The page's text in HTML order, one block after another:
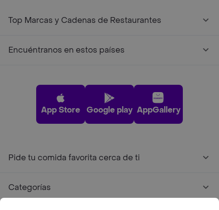
Top Marcas y Cadenas de Restaurantes
Encuéntranos en estos países
App Store Google play AppGallery
Pide tu comida favorita cerca de ti
Categorías